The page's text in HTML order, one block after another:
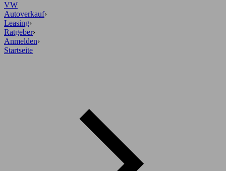
VW
Autoverkauf›
Leasing›
Ratgeber›
Anmelden›
Startseite